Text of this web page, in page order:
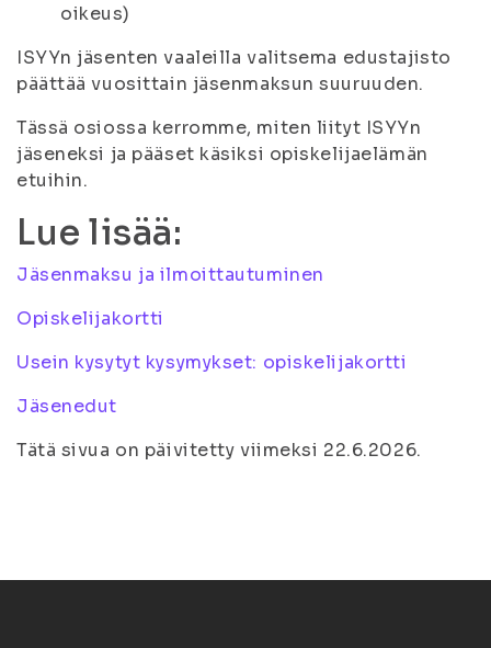
oikeus)
ISYYn jäsenten vaaleilla valitsema edustajisto
päättää vuosittain jäsenmaksun suuruuden.
Tässä osiossa kerromme, miten liityt ISYYn
jäseneksi ja pääset käsiksi opiskelijaelämän
etuihin.
Lue lisää:
Jäsenmaksu ja ilmoittautuminen
Opiskelijakortti
Usein kysytyt kysymykset: opiskelijakortti
Jäsenedut
Tätä sivua on päivitetty viimeksi 22.6.2026.